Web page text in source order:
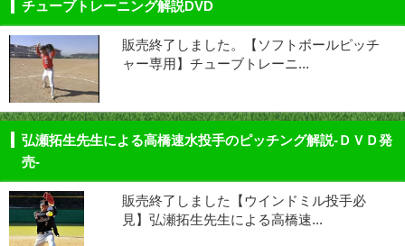
チューブトレーニング解説DVD
販売終了しました。【ソフトボールピッチ
ャー専用】チューブトレーニ...
弘瀬拓生先生による高橋速水投手のピッチング解説-ＤＶＤ発
売-
販売終了しました【ウインドミル投手必
見】弘瀬拓生先生による高橋速...